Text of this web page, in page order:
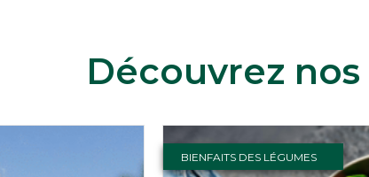
Découvrez
BIENFAITS DES LÉGUMES